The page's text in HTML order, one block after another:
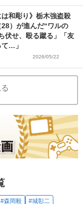
は和彫り》栃木強盗殺
）が進んだ“ワルの
伏せ、殴る蹴る」「友
…」
2026/05/22
#森岡毅 #城彰二